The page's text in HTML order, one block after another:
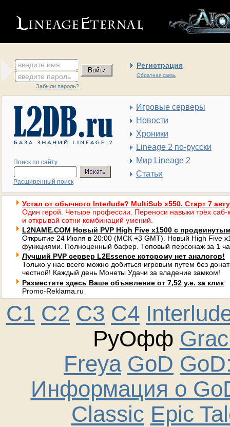
введите имя Регистрация
Обратная связь
введите пароль
Забыли пароль?
Поиск по сайту
Расширенный поиск
Игровые серверы
Новости
Хроники
Lineage 2 по-русски
Мир Lineage 2
Статьи
Устал от обычного Interlude? MultiSub x550. Старт 7
Один герой. Четыре профессии. Переноси навыки трёх саб-
и открывай сотни комбинаций умений.
L2NAME.COM Новый PVP High Five x1500 с
Открытие 24 Июля в 20:00 (МСК +3 GMT). Новый High Five
функциями. Полноценный бафер. Топовый персонаж за 1
Лучший PVP сервер L2Essence которому нет аналогов!
Только у нас всего можно добиться игровым путем без
честной! Каждый день Монеты Удачи за владение замком!
Разместите здесь Ваше объявление от 7,52 у.е. за клик
Promo-Reklama.ru
C1 C2 C3 C4
РуОфф
Freya GoD
Информация о
Classic Epic